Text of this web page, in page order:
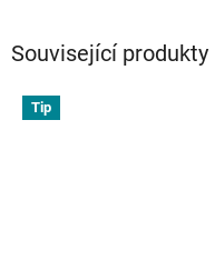
Související produkty
Tip